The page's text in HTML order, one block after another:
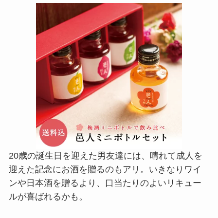
20歳の誕生日を迎えた男友達には、晴れて成人を
迎えた記念にお酒を贈るのもアリ。いきなりワイ
ンや日本酒を贈るより、口当たりのよいリキュー
ルが喜ばれるかも。